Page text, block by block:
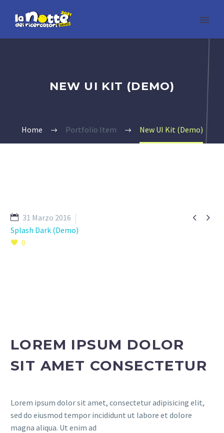
NEW UI KIT (DEMO)
Home Portfolio Item New UI Kit (Demo)
 
31 Marzo 2016
Splash Dark (Demo)
0
LOREM IPSUM DOLOR
SIT AMET CONSECTETUR
Lorem ipsum dolor sit amet, consectetur adipisicing elit,
sed do eiusmod tempor incididunt ut labore et dolore
magna aliqua. Ut enim ad